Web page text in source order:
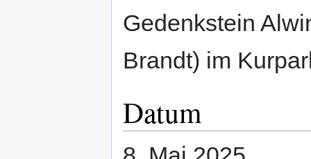
Gedenkstein
Brandt) im
Datum